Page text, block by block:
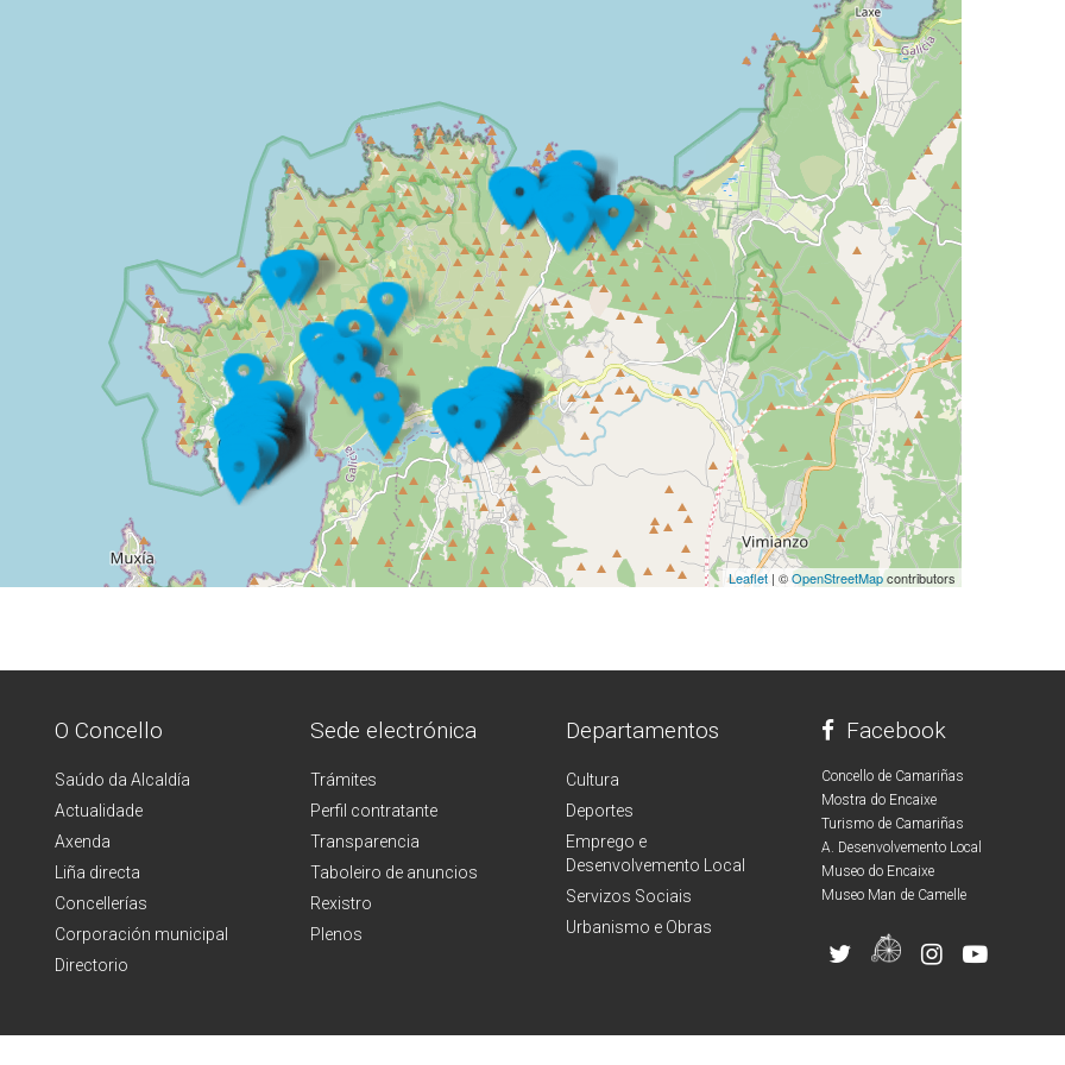
Leaflet | ©OpenStreetMapcontributors
O Concello
Saúdo da Alcaldía
Actualidade
Axenda
Liña directa
Concellerías
Corporación municipal
Directorio
Sede electrónica
Trámites
Perfil contratante
Transparencia
Taboleiro de anuncios
Rexistro
Plenos
Departamentos
Cultura
Deportes
Emprego e
Desenvolvemento Local
Servizos Sociais
Urbanismo e Obras
Facebook
Concello de Camariñas
Mostra do Encaixe
Turismo de Camariñas
A. Desenvolvemento Local
Museo do Encaixe
Museo Man de Camelle